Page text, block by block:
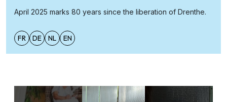
April 2025 marks 80 years since the liberation of Drenthe.
FR DE NL EN